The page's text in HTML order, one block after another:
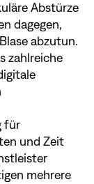
Abstürze
dagegen,
abzutun.
zahlreiche
für
und Zeit
mehrere